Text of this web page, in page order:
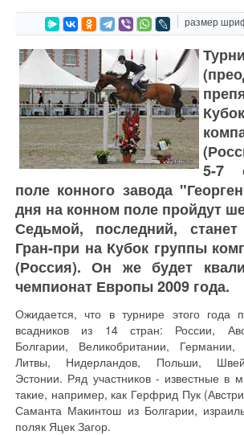
размер
5-7
поле конного завода
дня на конном поле пройдут
Седьмой, последний,
Гран-при на Кубок группы
(Россия). Он же будет
чемпионат Европы 2009 года.
Ожидается, что в турнире этого года
всадников из 14 стран: России,
Болгарии, Великобритании,
Литвы, Нидерландов, Польши,
Эстонии. Ряд участников - известные в
такие, например, как Герфрид Пук
Саманта Макинтош из Болгарии,
поляк Яцек Загор.